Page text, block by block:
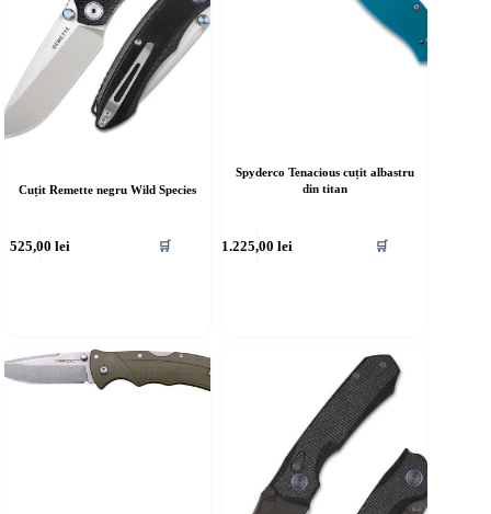
Cuțit Remette negru Wild Species
525,00 lei 🛒
Spyderco Tenacious cuțit albastru
din titan
1.225,00 lei 🛒